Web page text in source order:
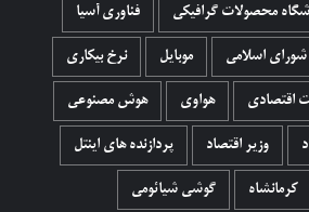
محصولات گرافيکی فناوری آسیا
اسلامی موبایل نرخ بیکاری
اقتصادی هواوی هوش مصنوعی
وزیر اقتصاد پردازنده های اینتل
کرمانشاه گوشی شیائومی